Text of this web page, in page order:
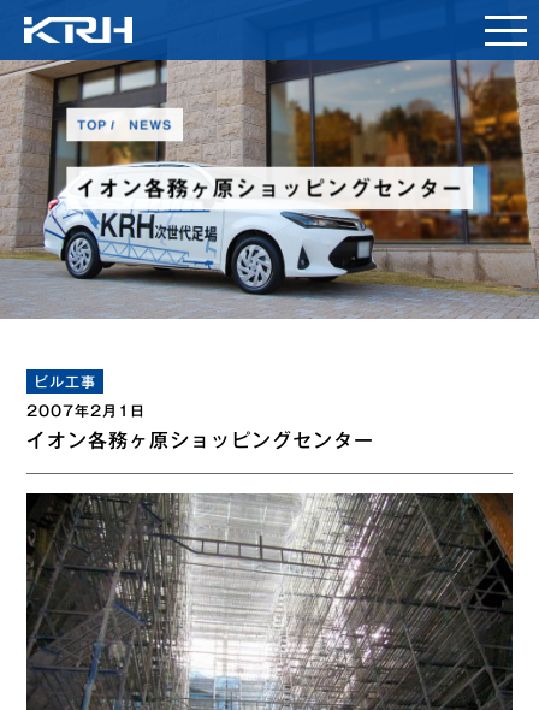
TOP NEWS
イオン各務ヶ原ショッピングセンター
ビル工事
2007年2月1日
イオン各務ヶ原ショッピングセンター